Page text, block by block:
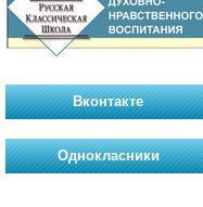
Вконтакте
Однокласники